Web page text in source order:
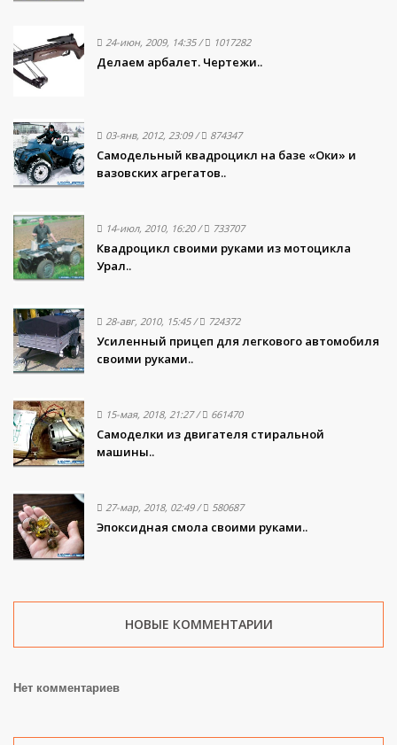
24-июн, 2009, 14:35/ 1017282
Делаем арбалет. Чертежи..
03-янв, 2012, 23:09/ 874347
Самодельный квадроцикл на базе «Оки» и
вазовских агрегатов..
14-июл, 2010, 16:20/ 733707
Квадроцикл своими руками из мотоцикла
Урал..
28-авг, 2010, 15:45/ 724372
Усиленный прицеп для легкового автомобиля
своими руками..
15-мая, 2018, 21:27/ 661470
Самоделки из двигателя стиральной
машины..
27-мар, 2018, 02:49/ 580687
Эпоксидная смола своими руками..
НОВЫЕ КОММЕНТАРИИ
Нет комментариев